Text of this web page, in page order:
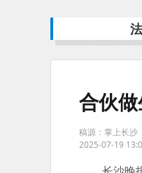
合伙
稿源：掌上长沙
2025-07-19